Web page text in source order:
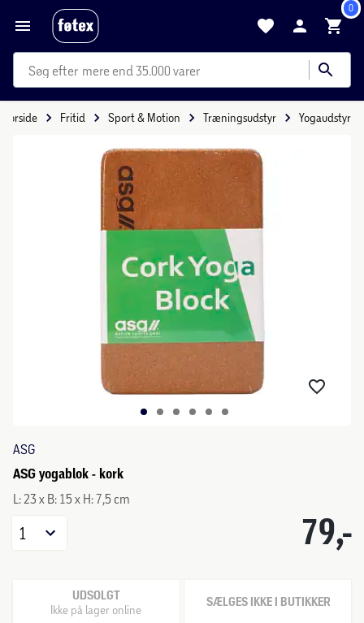
0
mere end 35.000 varer
Forside Fritid Sport & Motion Træningsudstyr Yogaudstyr
ASG
ASG yogablok - kork
L: 23 x B: 15 x H: 7,5 cm
79,-
1
UDSOLGT
Ikke på lager online SÆLGES IKKE I BUTIKKER